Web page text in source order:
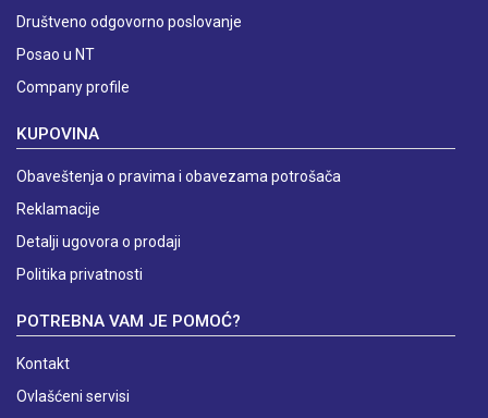
Društveno odgovorno poslovanje
Posao u NT
Company profile
KUPOVINA
Obaveštenja o pravima i obavezama potrošača
Reklamacije
Detalji ugovora o prodaji
Politika privatnosti
POTREBNA VAM JE POMOĆ?
Kontakt
Ovlašćeni servisi